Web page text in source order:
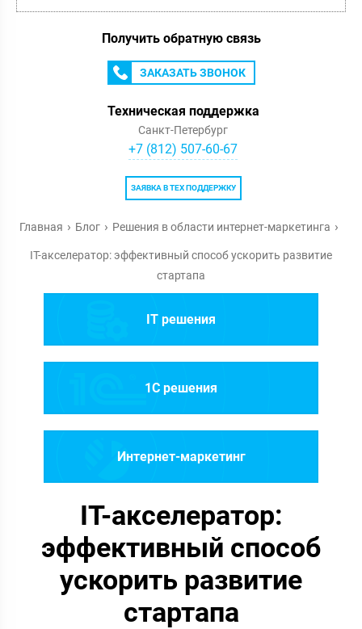
Получить обратную связь
ЗАКАЗАТЬ ЗВОНОК
Техническая поддержка
Санкт-Петербург
+7 (812) 507-60-67
ЗАЯВКА В ТЕХ ПОДДЕРЖКУ
Главная Блог Решения в области интернет-маркетинга
IT-акселератор: эффективный способ ускорить развитие
стартапа
IT решения
1C решения
Интернет-маркетинг
IT-акселератор:
эффективный способ
ускорить развитие
стартапа